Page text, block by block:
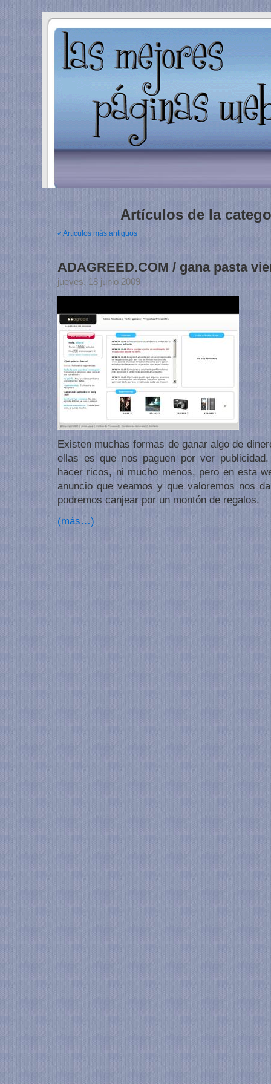
Artículos de la
« Artículos más antiguos
ADAGREED.COM / gana pasta
jueves, 18 junio 2009
Existen muchas formas de ganar algo de
ellas es que nos paguen por ver
hacer ricos, ni mucho menos, pero en esta
anuncio que veamos y que valoremos nos
podremos canjear por un montón de regalos.
(más…)